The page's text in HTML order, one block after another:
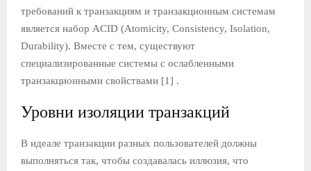
требований к транзакциям и транзакционным системам
является набор ACID (Atomicity, Consistency, Isolation,
Durability). Вместе с тем, существуют
специализированные системы с ослабленными
транзакционными свойствами [1] .
Уровни изоляции транзакций
В идеале транзакции разных пользователей должны
выполняться так, чтобы создавалась иллюзия, что